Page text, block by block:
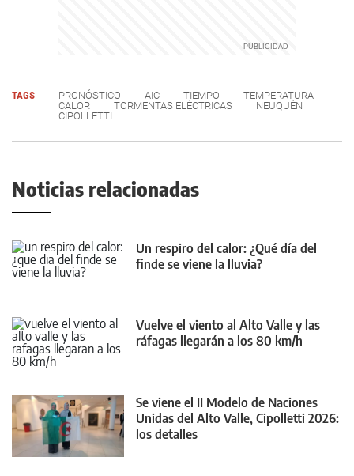
TAGS PRONÓSTICO AIC TIEMPO
TEMPERATURA
CALOR
TORMENTAS ELÉCTRICAS
NEUQUÉN
CIPOLLETTI
Noticias relacionadas
Un respiro del calor: ¿Qué día del
finde se viene la lluvia?
Vuelve el viento al Alto Valle y las
ráfagas llegarán a los 80 km/h
Se viene el II Modelo de Naciones
Unidas del Alto Valle, Cipolletti 2026:
los detalles